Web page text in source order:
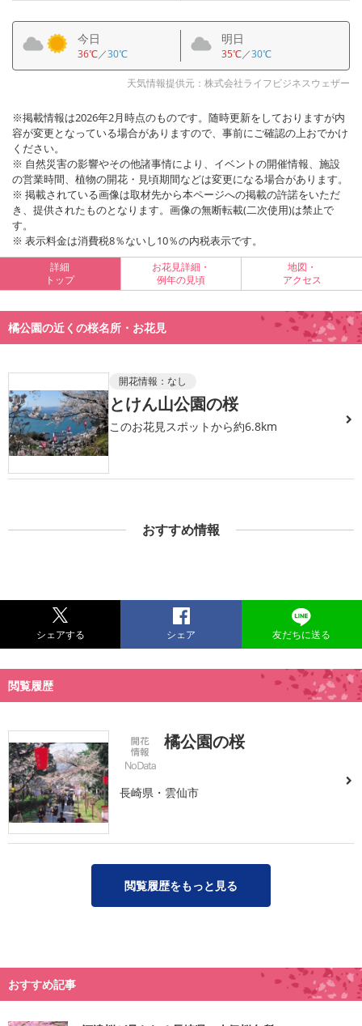
今日
36℃／30℃
明日
35℃／30℃
天気情報提供元：株式会社ライフビジネスウェザー
※掲載情報は2026年2月時点のものです。随時更新をしておりますが内
容が変更となっている場合がありますので、事前にご確認の上おでかけ
ください。
※ 自然災害の影響やその他諸事情により、イベントの開催情報、施設
の営業時間、植物の開花・見頃期間などは変更になる場合があります。
※ 掲載されている画像は取材先から本ページへの掲載の許諾をいただ
き、提供されたものとなります。画像の無断転載(二次使用)は禁止で
す。
※ 表示料金は消費税8％ないし10％の内税表示です。
詳細
トップ
お花見詳細・
例年の見頃
地図・
アクセス
橘公園の近くの桜名所・お花見
開花情報： なし
とけん山公園の桜
このお花見スポットから約6.8km
おすすめ情報
シェアする シェア 友だちに送る
閲覧履歴
橘公園の桜
長崎県・雲仙市
閲覧履歴をもっと見る
おすすめ記事